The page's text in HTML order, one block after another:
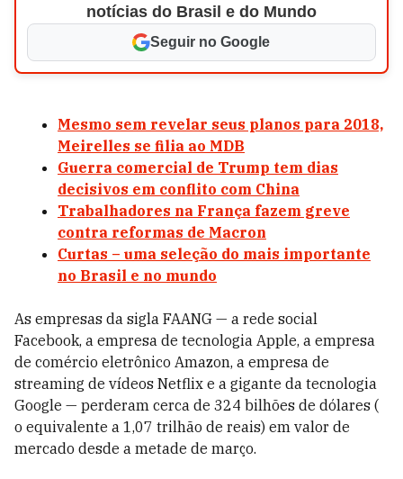
notícias do Brasil e do Mundo
Seguir no Google
Mesmo sem revelar seus planos para 2018,
Meirelles se filia ao MDB
Guerra comercial de Trump tem dias
decisivos em conflito com China
Trabalhadores na França fazem greve
contra reformas de Macron
Curtas – uma seleção do mais importante
no Brasil e no mundo
As empresas da sigla FAANG — a rede social
Facebook, a empresa de tecnologia Apple, a empresa
de comércio eletrônico Amazon, a empresa de
streaming de vídeos Netflix e a gigante da tecnologia
Google — perderam cerca de 324 bilhões de dólares (
o equivalente a 1,07 trilhão de reais) em valor de
mercado desde a metade de março.